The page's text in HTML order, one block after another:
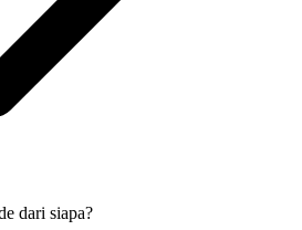
dari siapa?